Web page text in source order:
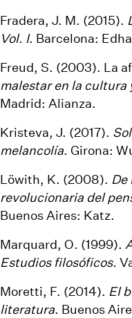
Fradera, J. M. (2015).
Vol. I. Barcelona:
Freud, S. (2003). La
malestar en la cultura
Madrid: Alianza.
Kristeva, J. (2017).
melancolía. Girona:
Löwith, K. (2008).
revolucionaria del
Buenos Aires: Katz.
Marquard, O. (1999).
Estudios filosóficos.
Moretti, F. (2014). El
literatura. Buenos